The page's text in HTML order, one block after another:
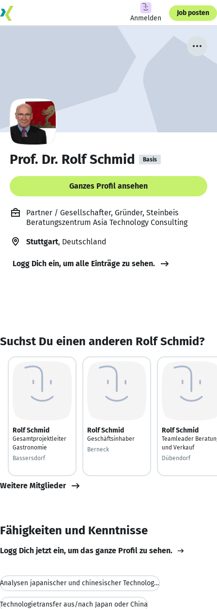
Anmelden
Job posten
Prof. Dr. Rolf Schmid Basis
Ganzes Profil ansehen
Partner / Gesellschafter, Gründer, Steinbeis
Beratungszentrum Asia Technology Consulting
Stuttgart, Deutschland
Logg Dich ein, um alle Einträge zu sehen.
Suchst Du einen anderen Rolf Schmid?
Rolf Schmid
Gesamtprojektleiter
Gastronomie
Bassersdorf
Rolf Schmid
Geschäftsinhaber
Berneck
Rolf Schmid
Teamleader
und Verkauf
Dübendorf
Weitere Mitglieder
Fähigkeiten und Kenntnisse
Logg Dich jetzt ein, um das ganze Profil zu sehen.
Analysen japanischer und chinesischer Technologief
Technologietransfer aus/nach Japan oder China